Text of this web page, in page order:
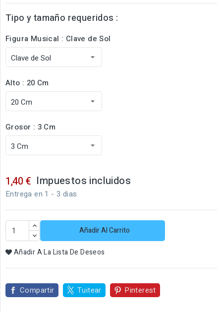
Tipo y tamaño requeridos :
Figura Musical : Clave de Sol
Alto : 20 Cm
Grosor : 3 Cm
1,40 € Impuestos incluidos
Entrega en 1 - 3 dias
Añadir Al Carrito
Añadir A La Lista De Deseos
Compartir Tuitear Pinterest